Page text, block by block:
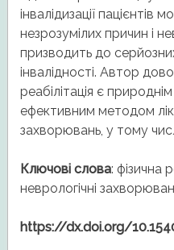
інвалідизації пацієнтів
незрозумілих причин і
призводить до
інвалідності. Автор
реабілітація є
ефективним методом
захворювань, у тому
Ключові слова: фізична
неврологічні
https://dx.doi.org/